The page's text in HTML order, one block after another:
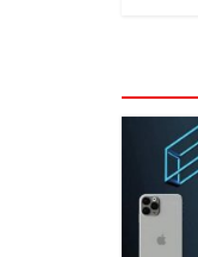
إلى